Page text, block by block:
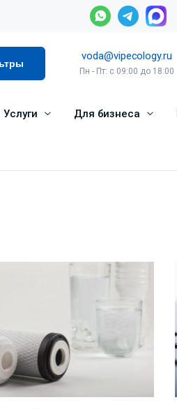
voda@vipecology.ru
Пн - Пт: с 09:00 до 18:00
Услуги Для бизнеса